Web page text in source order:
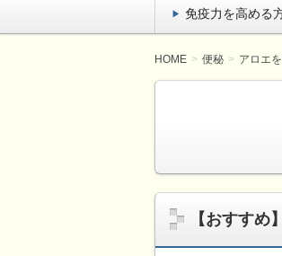
免疫力を高める
HOME 便秘 アロエ
【おすすめ